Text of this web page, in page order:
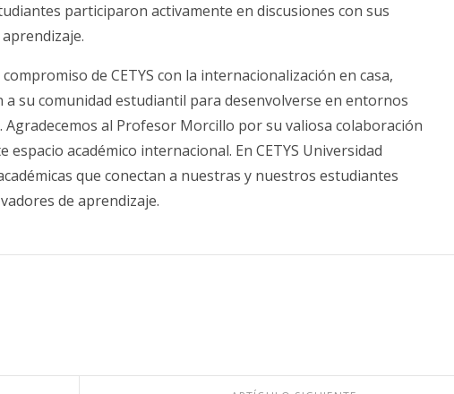
participaron activamente en discusiones con sus
de CETYS con la internacionalización en casa,
su comunidad estudiantil para desenvolverse en entornos
al Profesor Morcillo por su valiosa colaboración
académico internacional. En CETYS Universidad
que conectan a nuestras y nuestros estudiantes
de aprendizaje.